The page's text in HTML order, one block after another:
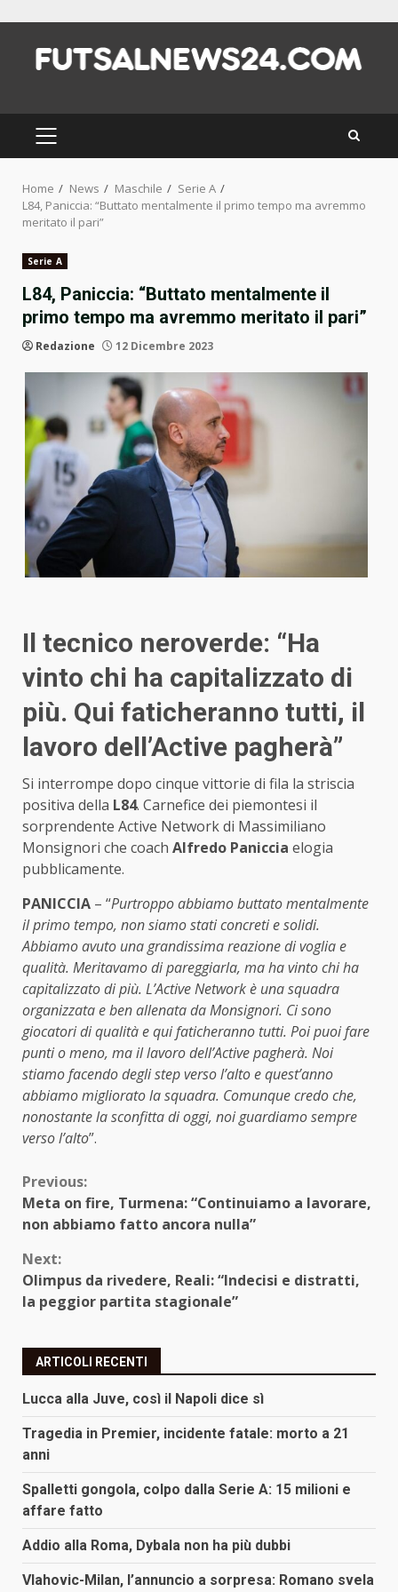
content
PRIMARY
MENU
Home News Maschile
Serie A
L84, Paniccia: “Buttato mentalmente il primo tempo ma avremmo
meritato il pari”
Serie A
L84, Paniccia: “Buttato mentalmente il
primo tempo ma avremmo meritato il pari”
Redazione 12 Dicembre 2023
Il tecnico neroverde: “Ha
vinto chi ha capitalizzato di
più. Qui faticheranno tutti, il
lavoro dell’Active pagherà”
Si interrompe dopo cinque vittorie di fila la striscia
positiva della L84. Carnefice dei piemontesi il
sorprendente Active Network di Massimiliano
Monsignori che coach Alfredo Paniccia elogia
pubblicamente.
PANICCIA – “Purtroppo abbiamo buttato mentalmente
il primo tempo, non siamo stati concreti e solidi.
Abbiamo avuto una grandissima reazione di voglia e
qualità. Meritavamo di pareggiarla, ma ha vinto chi ha
capitalizzato di più. L’Active Network è una squadra
organizzata e ben allenata da Monsignori. Ci sono
giocatori di qualità e qui faticheranno tutti. Poi puoi fare
punti o meno, ma il lavoro dell’Active pagherà. Noi
stiamo facendo degli step verso l’alto e quest’anno
abbiamo migliorato la squadra. Comunque credo che,
nonostante la sconfitta di oggi, noi guardiamo sempre
verso l’alto”.
Continue
Reading
Previous:
Meta on fire, Turmena: “Continuiamo a lavorare,
non abbiamo fatto ancora nulla”
Next:
Olimpus da rivedere, Reali: “Indecisi e distratti,
la peggior partita stagionale”
ARTICOLI RECENTI
Lucca alla Juve, così il Napoli dice sì
Tragedia in Premier, incidente fatale: morto a 21
anni
Spalletti gongola, colpo dalla Serie A: 15 milioni e
affare fatto
Addio alla Roma, Dybala non ha più dubbi
Vlahovic-Milan, l’annuncio a sorpresa: Romano svela